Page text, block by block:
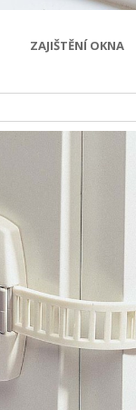
ZAJIŠTĚNÍ OKNA